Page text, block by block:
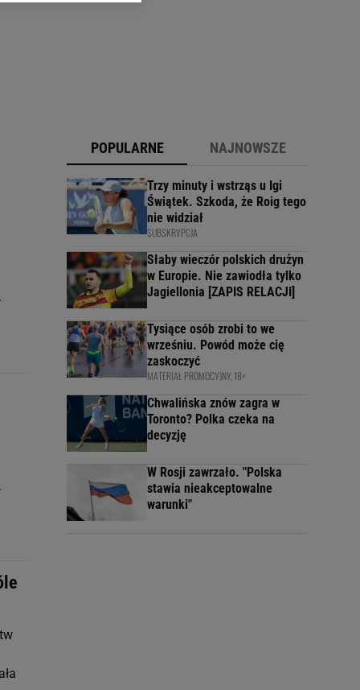
POPULARNE NAJNOWSZE
Trzy minuty i wstrząs u Igi
Świątek. Szkoda, że Roig tego
nie widział
SUBSKRYPCJA
Słaby wieczór polskich drużyn
w Europie. Nie zawiodła tylko
Jagiellonia [ZAPIS RELACJI]
Tysiące osób zrobi to we
wrześniu. Powód może cię
zaskoczyć
MATERIAŁ PROMOCYJNY, 18+
Chwalińska znów zagra w
Toronto? Polka czeka na
decyzję
W Rosji zawrzało. "Polska
stawia nieakceptowalne
warunki"